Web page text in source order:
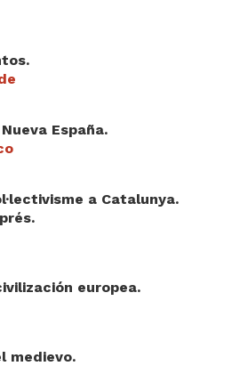
España.
a Catalunya.
europea.
medievo.